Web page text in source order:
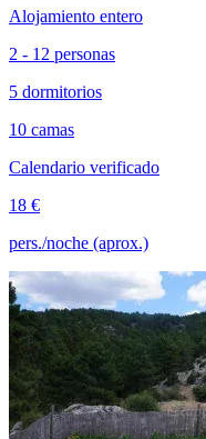
Alojamiento entero
2 - 12 personas
5 dormitorios
10 camas
Calendario verificado
18 €
pers./noche (aprox.)